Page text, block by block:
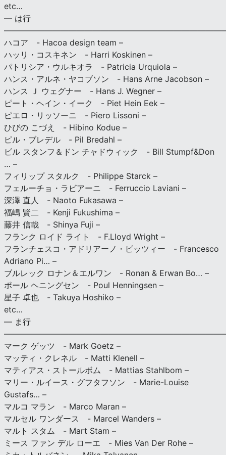
etc…
— は行
ハコア - Hacoa design team –
ハッリ・コスキネン - Harri Koskinen –
パトリシア・ウルキオラ - Patricia Urquiola –
ハンス・アルネ・ヤコブソン - Hans Arne Jacobson –
ハンス Ｊ ウェグナー - Hans J. Wegner –
ピート・ヘイン・イーク - Piet Hein Eek –
ピエロ・リッソーニ - Piero Lissoni –
ひびの こづえ - Hibino Kodue –
ピル・ブレデル - Pil Bredahl –
ビル スタンフ＆ドン チャドウィック - Bill Stumpf&Don
… –
フィリップ スタルク - Philippe Starck –
フェルーチョ・ラビアーニ - Ferruccio Laviani –
深澤 直人 - Naoto Fukasawa –
福嶋 賢二 - Kenji Fukushima –
藤井 信哉 - Shinya Fuji –
フランク ロイド ライト - F.Lloyd Wright –
フランチェスコ・アドリアーノ・ピッツィー - Francesco
Adriano Pi… –
ブルレック ロナン＆エルワン - Ronan & Erwan Bo… –
ポール ヘニングセン - Poul Henningsen –
星子 卓也 - Takuya Hoshiko –
etc…
— ま行
マーク ゲッツ - Mark Goetz –
マッティ・クレネル - Matti Klenell –
マティアス・ストールボム - Mattias Stahlbom –
マリー・ルイース・グフタフソン - Marie-Louise
Gustafs… –
マルコ マラン - Marco Maran –
マルセル ワンダース - Marcel Wanders –
マルト スタム - Mart Stam –
ミース ファン デル ローエ - Mies Van Der Rohe –